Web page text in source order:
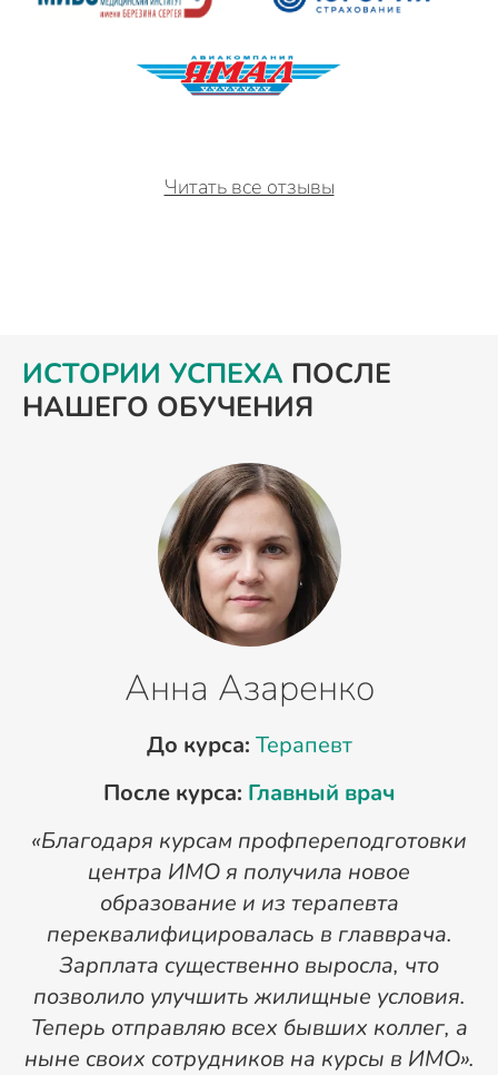
Читать все отзывы
ИСТОРИИ УСПЕХА ПОСЛЕ
НАШЕГО ОБУЧЕНИЯ
Анна Азаренко
До курса: Терапевт
После курса: Главный врач
«Благодаря курсам профпереподготовки
центра ИМО я получила новое
образование и из терапевта
переквалифицировалась в главврача.
Зарплата существенно выросла, что
позволило улучшить жилищные условия.
Теперь отправляю всех бывших коллег, а
ныне своих сотрудников на курсы в ИМО».